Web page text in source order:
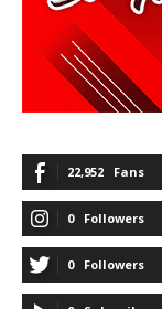
22,952 Fans
0 Followers
0 Followers